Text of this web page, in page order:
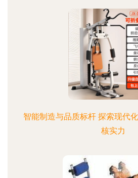
智能制造与品质标杆 探索现代
核实力